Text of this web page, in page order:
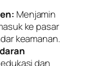
Menjamin
ke pasar
keamanan.
dan